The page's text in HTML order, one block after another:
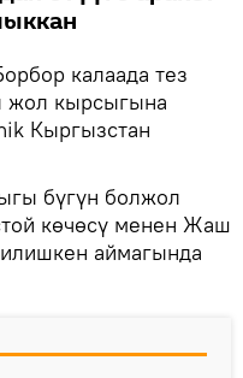
калаада тез
жол кырсыгына
Кыргызстан
бүгүн болжол
көчөсү менен Жаш
аймагында